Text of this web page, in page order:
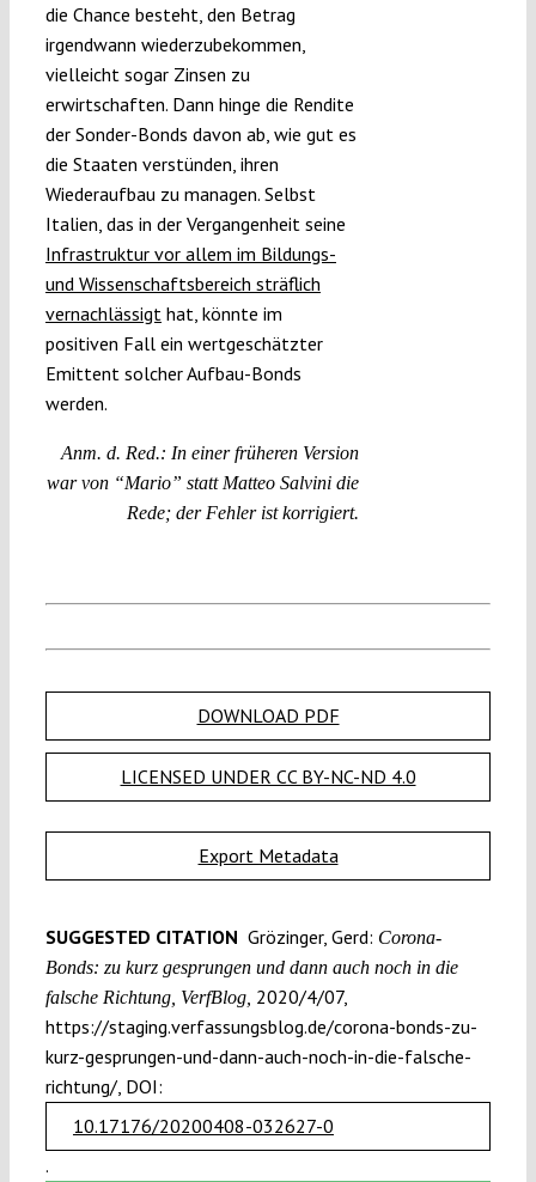
die Chance besteht, den Betrag
irgendwann wiederzubekommen,
vielleicht sogar Zinsen zu
erwirtschaften. Dann hinge die Rendite
der Sonder-Bonds davon ab, wie gut es
die Staaten verstünden, ihren
Wiederaufbau zu managen. Selbst
Italien, das in der Vergangenheit seine
Infrastruktur vor allem im Bildungs-
und Wissenschaftsbereich sträflich
vernachlässigt hat, könnte im
positiven Fall ein wertgeschätzter
Emittent solcher Aufbau-Bonds
werden.
Anm. d. Red.: In einer früheren Version
war von “Mario” statt Matteo Salvini die
Rede; der Fehler ist korrigiert.
DOWNLOAD PDF
LICENSED UNDER CC BY-NC-ND 4.0
Export Metadata
SUGGESTED CITATION Grözinger, Gerd: Corona-
Bonds: zu kurz gesprungen und dann auch noch in die
falsche Richtung, VerfBlog, 2020/4/07,
https://staging.verfassungsblog.de/corona-bonds-zu-
kurz-gesprungen-und-dann-auch-noch-in-die-falsche-
richtung/, DOI:
10.17176/20200408-032627-0
.